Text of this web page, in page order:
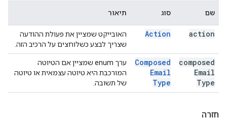
שם סוג תיאור
action
Action
האובייקט שמציין את פעולת ההודעה
שצריך לבצע כשלוחצים על הרכיב הזה.
composed
Email
Type
Composed
Email
Type
ערך enum שמציין אם הטיוטה
המורכבת היא טיוטה עצמאית או טיוטה
של תשובה.
חזרה